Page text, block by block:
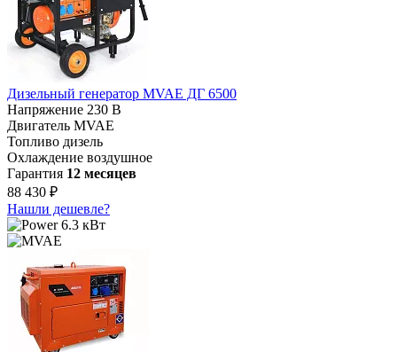
Дизельный генератор MVAE ДГ 6500
Напряжение 230 В
Двигатель MVAE
Топливо дизель
Охлаждение воздушное
Гарантия 12 месяцев
88 430 ₽
Нашли дешевле?
6.3 кВт